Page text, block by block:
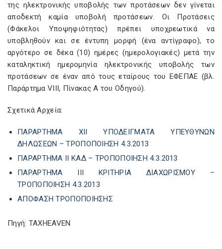
της ηλεκτρονικής υποβολής των προτάσεων δεν γίνεται
αποδεκτή καμία υποβολή προτάσεων. Οι Προτάσεις
(Φάκελοι Υποψηφιότητας) πρέπει υποχρεωτικά να
υποβληθούν και σε έντυπη μορφή (ένα αντίγραφο), το
αργότερο σε δέκα (10) ημέρες (ημερολογιακές) μετά την
καταληκτική ημερομηνία ηλεκτρονικής υποβολής των
προτάσεων σε έναν από τους εταίρους του ΕΦΕΠΑΕ (βλ.
Παράρτημα VIII, Πίνακας Α του Οδηγού).
Σχετικά Αρχεία:
ΠΑΡΑΡΤΗΜΑ XΙΙ ΥΠΟΔΕΙΓΜΑΤΑ ΥΠΕΥΘΥΝΩΝ
ΔΗΛΩΣΕΩΝ – ΤΡΟΠΟΠΟΙΗΣΗ 4.3.2013
ΠΑΡΑΡΤΗΜΑ ΙΙ ΚΑΔ – ΤΡΟΠΟΠΟΙΗΣΗ 4.3.2013
ΠΑΡΑΡΤΗΜΑ ΙΙΙ ΚΡΙΤΗΡΙΑ ΔΙΑΧΩΡΙΣΜΟΥ –
ΤΡΟΠΟΠΟΙΗΣΗ 4.3.2013
ΑΠΟΦΑΣΗ ΤΡΟΠΟΠΟΙΗΣΗΣ
Πηγή: TAXHEAVEN